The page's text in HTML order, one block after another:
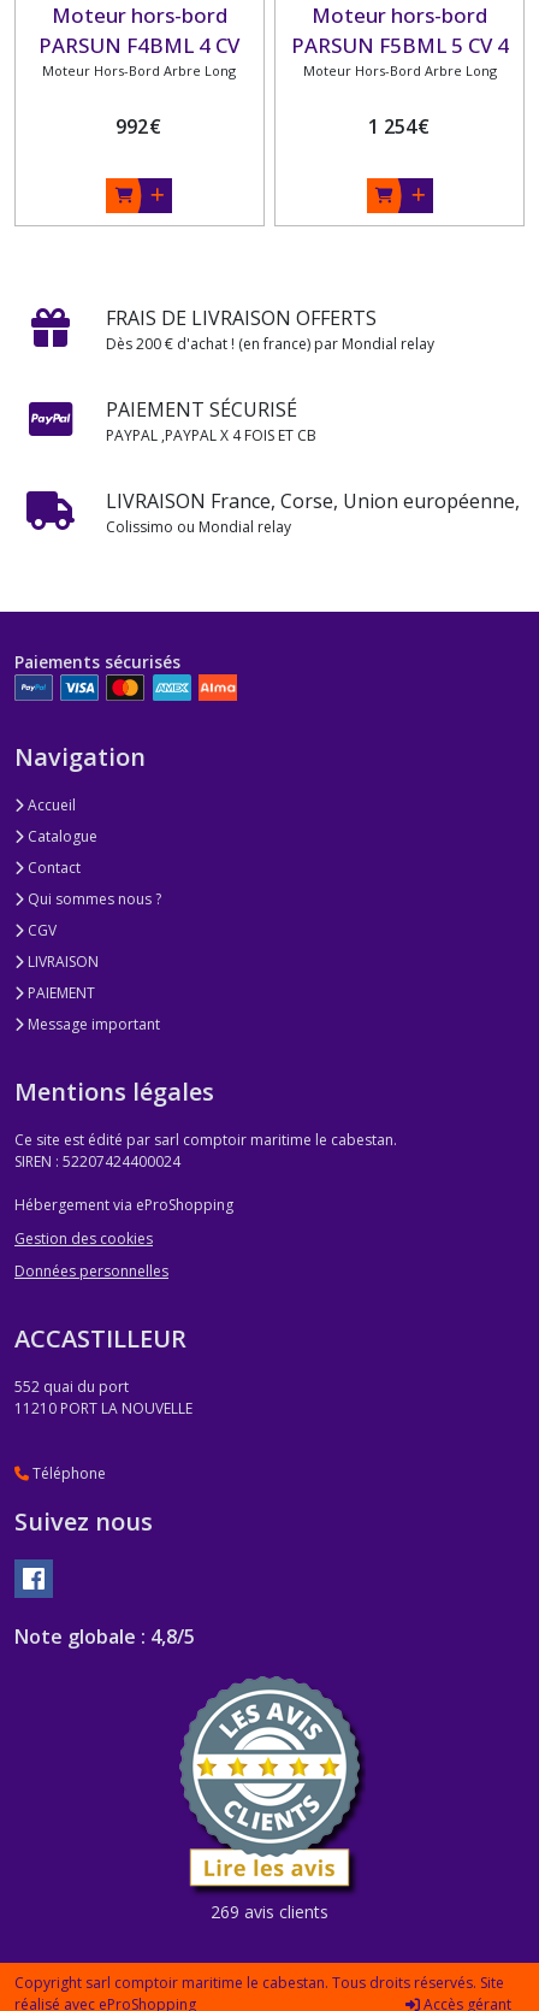
Moteur hors-bord
PARSUN F4BML 4 CV
ARBRE LONG 4 TEMPS
Moteur Hors-Bord Arbre Long
992€
Moteur hors-bord
PARSUN F5BML 5 CV 4
TEMPS ARBRE LONG
Moteur Hors-Bord Arbre Long
1 254€
FRAIS DE LIVRAISON OFFERTS
Dès 200 € d'achat ! (en france) par Mondial relay
PAIEMENT SÉCURISÉ
PAYPAL ,PAYPAL X 4 FOIS ET CB
LIVRAISON France, Corse, Union européenne,
Colissimo ou Mondial relay
Paiements sécurisés
Navigation
Accueil
Catalogue
Contact
Qui sommes nous ?
CGV
LIVRAISON
PAIEMENT
Message important
Mentions légales
Ce site est édité par sarl comptoir maritime le cabestan.
SIREN : 52207424400024
Hébergement via eProShopping
Gestion des cookies
Données personnelles
ACCASTILLEUR
552 quai du port
11210 PORT LA NOUVELLE
Téléphone
Suivez nous
Note globale : 4,8/5
269 avis clients
Copyright sarl comptoir maritime le cabestan. Tous droits réservés. Site
réalisé avec eProShopping Accès gérant